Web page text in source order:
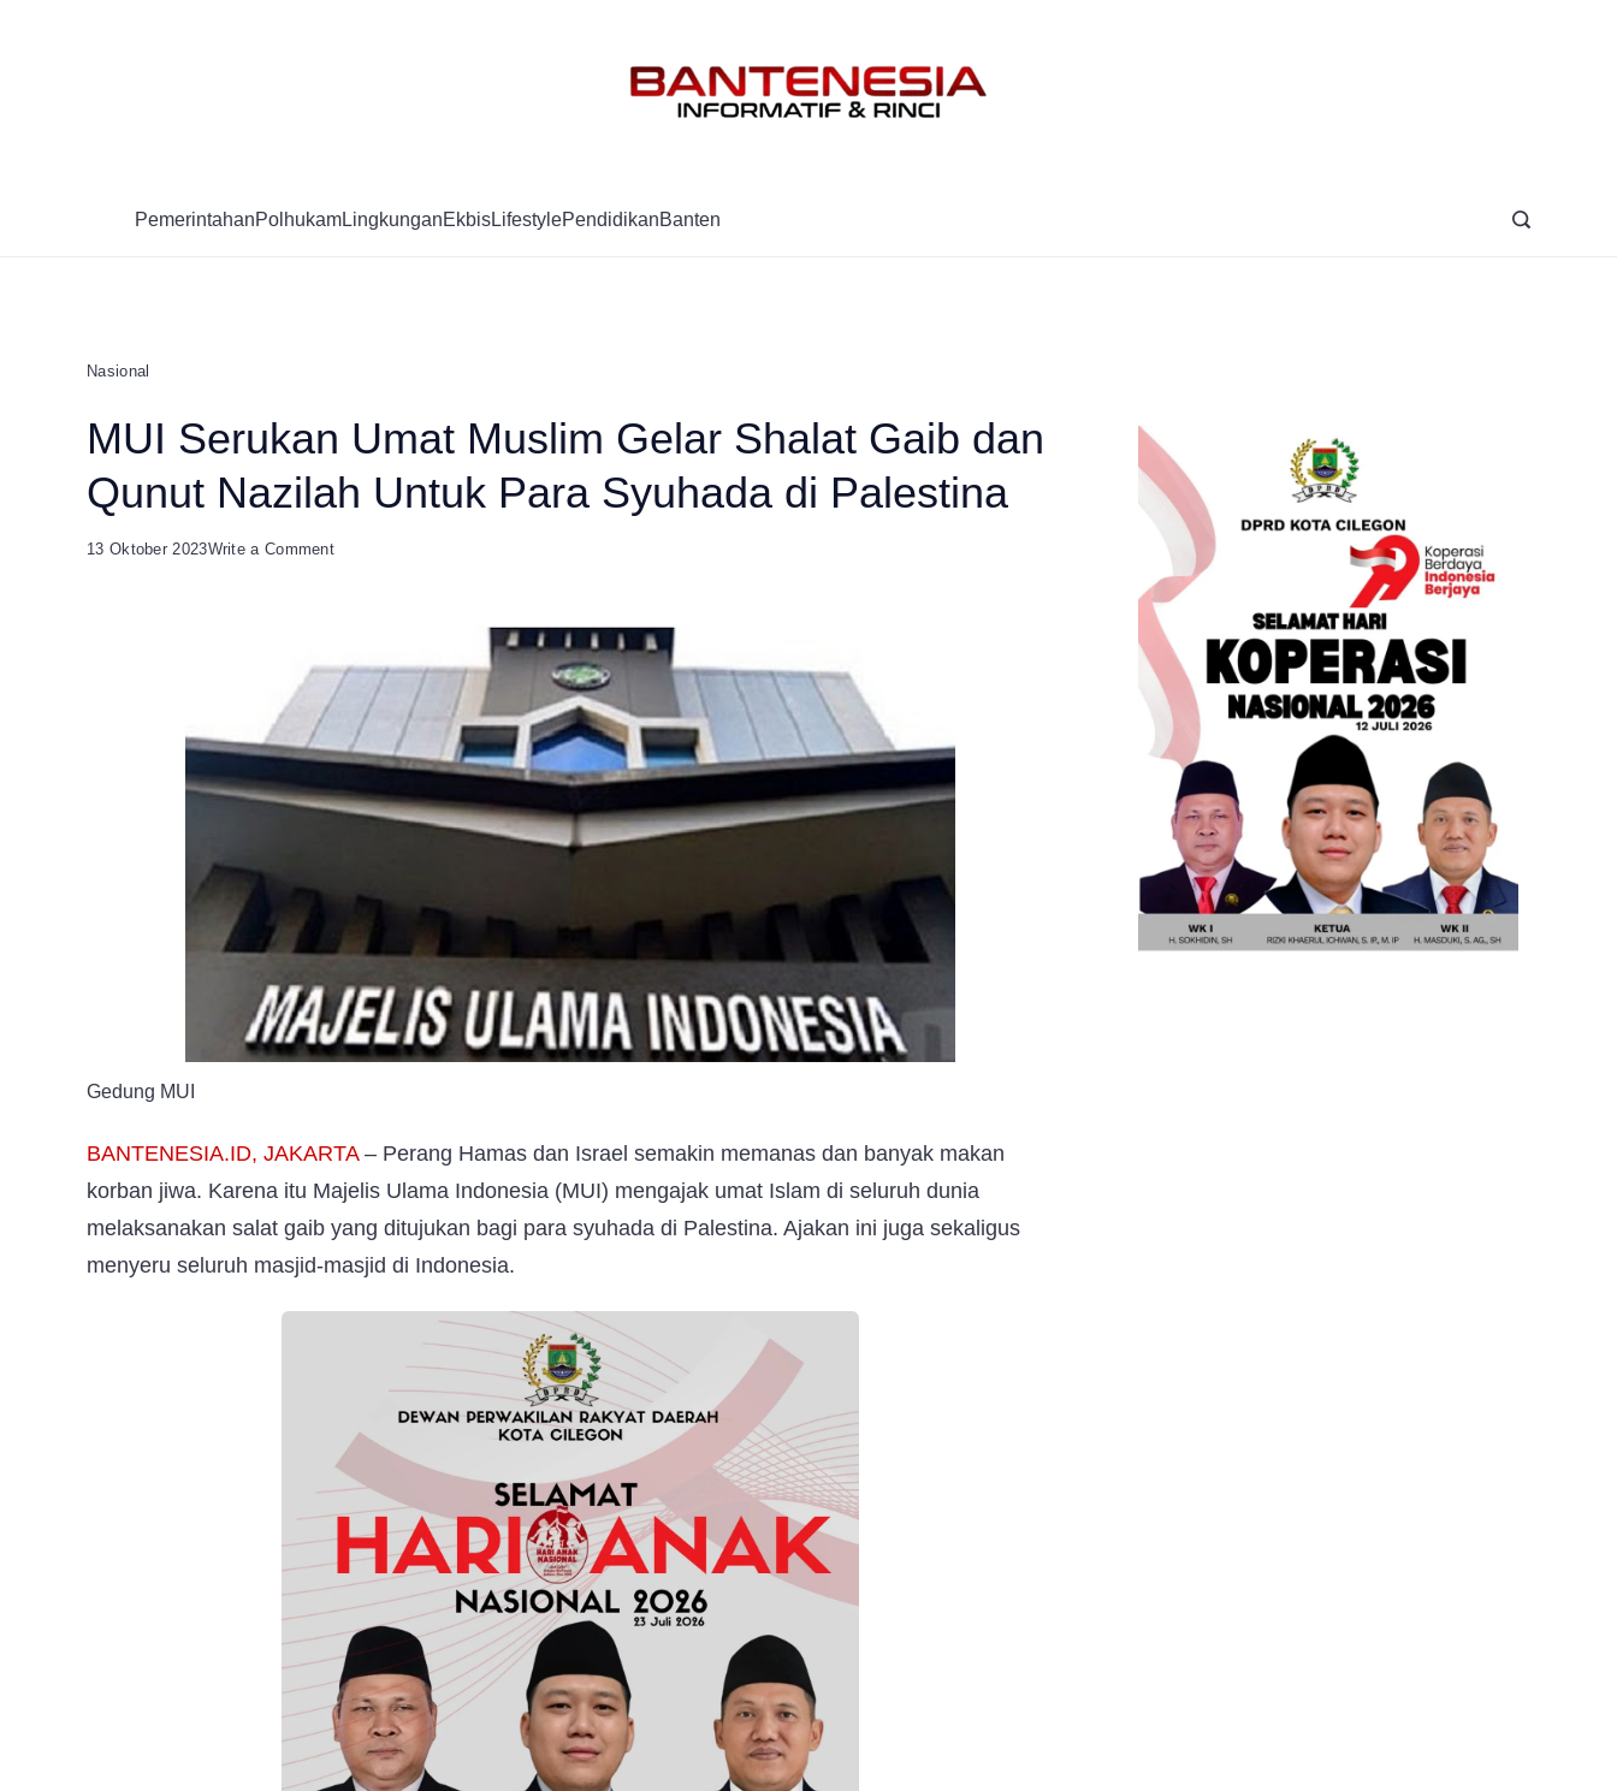
PemerintahanPolhukamLingkunganEkbisLifestylePendidikanBanten
Nasional
MUI Serukan Umat Muslim Gelar Shalat Gaib dan
Qunut Nazilah Untuk Para Syuhada di Palestina
13 Oktober 2023Write a Commenton
Muslim
Gelar
Shalat
Gaib
Untuk
Syuhada
di
Gedung MUI
BANTENESIA.ID, JAKARTA– Perang Hamas dan Israel semakin memanas dan banyak makan
korban jiwa. Karena itu Majelis Ulama Indonesia (MUI) mengajak umat Islam di seluruh dunia
melaksanakan salat gaib yang ditujukan bagi para syuhada di Palestina. Ajakan ini juga sekaligus
menyeru seluruh masjid-masjid di Indonesia.